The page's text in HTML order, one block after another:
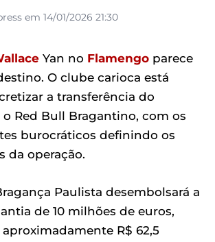
em 14/01/2026 21:30
Yan no Flamengo parece
O clube carioca está
a transferência do
Red Bull Bragantino, com os
burocráticos definindo os
da operação.
Paulista desembolsará a
de 10 milhões de euros,
R$ 62,5